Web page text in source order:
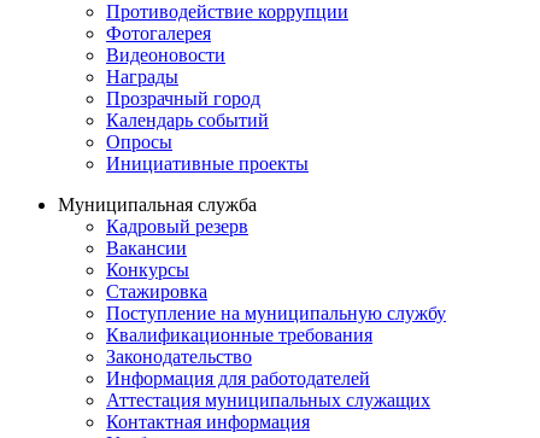
Противодействие коррупции
Фотогалерея
Видеоновости
Награды
Прозрачный город
Календарь событий
Опросы
Инициативные проекты
Муниципальная служба
Кадровый резерв
Вакансии
Конкурсы
Стажировка
Поступление на муниципальную службу
Квалификационные требования
Законодательство
Информация для работодателей
Аттестация муниципальных служащих
Контактная информация